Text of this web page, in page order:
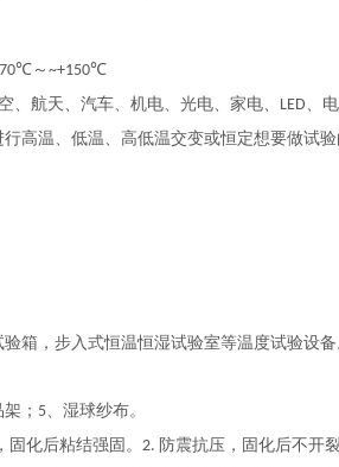
℃～ ~+150℃
航天、汽车、机电、光电、家电、 LED、
高温、低温、高低温交变或恒定想要做试
验箱，步入式恒温恒湿试验室等温度试验设备
； 5、湿球纱布。
化后粘结强固。 2. 防震抗压，固化后不开